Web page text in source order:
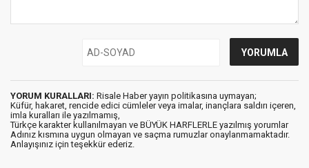
YORUM KURALLARI: Risale Haber yayın politikasına uymayan;
Küfür, hakaret, rencide edici cümleler veya imalar, inançlara saldırı içeren,
imla kuralları ile yazılmamış,
Türkçe karakter kullanılmayan ve BÜYÜK HARFLERLE yazılmış yorumlar
Adınız kısmına uygun olmayan ve saçma rumuzlar onaylanmamaktadır.
Anlayışınız için teşekkür ederiz.